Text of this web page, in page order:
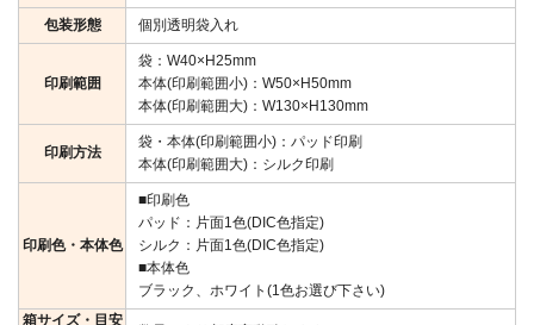
包装形態 個別透明袋入れ
印刷範囲
袋：W40×H25mm
本体(印刷範囲小)：W50×H50mm
本体(印刷範囲大)：W130×H130mm
印刷方法
袋・本体(印刷範囲小)：パッド印刷
本体(印刷範囲大)：シルク印刷
印刷色・本体色
■印刷色
パッド：片面1色(DIC色指定)
シルク：片面1色(DIC色指定)
■本体色
ブラック、ホワイト(1色お選び下さい)
箱サイズ・目安